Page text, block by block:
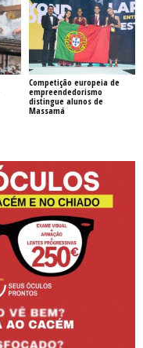
Competição europeia de
empreendedorismo
distingue alunos de
Massamá